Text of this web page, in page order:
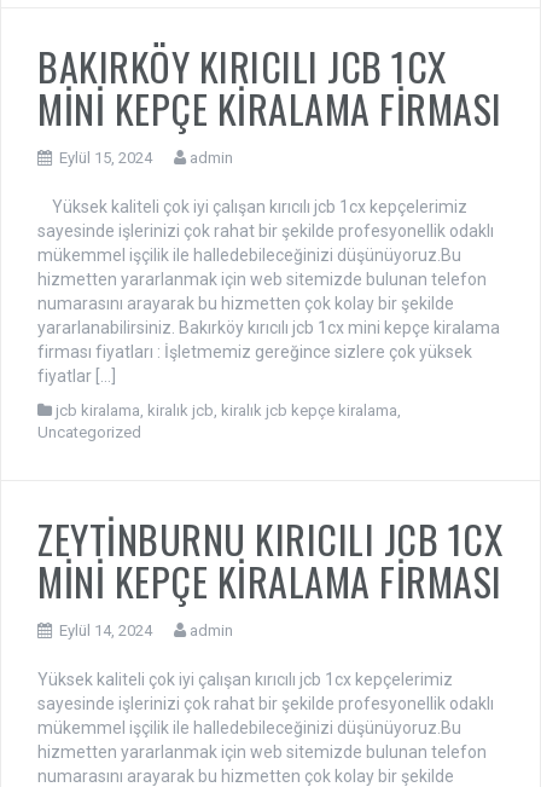
BAKIRKÖY KIRICILI JCB 1CX
MİNİ KEPÇE KİRALAMA FİRMASI
Eylül 15, 2024 admin
Yüksek kaliteli çok iyi çalışan kırıcılı jcb 1cx kepçelerimiz
sayesinde işlerinizi çok rahat bir şekilde profesyonellik odaklı
mükemmel işçilik ile halledebileceğinizi düşünüyoruz.Bu
hizmetten yararlanmak için web sitemizde bulunan telefon
numarasını arayarak bu hizmetten çok kolay bir şekilde
yararlanabilirsiniz. Bakırköy kırıcılı jcb 1cx mini kepçe kiralama
firması fiyatları : İşletmemiz gereğince sizlere çok yüksek
fiyatlar […]
jcb kiralama kiralık jcb kiralık jcb kepçe kiralama
Uncategorized
ZEYTİNBURNU KIRICILI JCB 1CX
MİNİ KEPÇE KİRALAMA FİRMASI
Eylül 14, 2024 admin
Yüksek kaliteli çok iyi çalışan kırıcılı jcb 1cx kepçelerimiz
sayesinde işlerinizi çok rahat bir şekilde profesyonellik odaklı
mükemmel işçilik ile halledebileceğinizi düşünüyoruz.Bu
hizmetten yararlanmak için web sitemizde bulunan telefon
numarasını arayarak bu hizmetten çok kolay bir şekilde